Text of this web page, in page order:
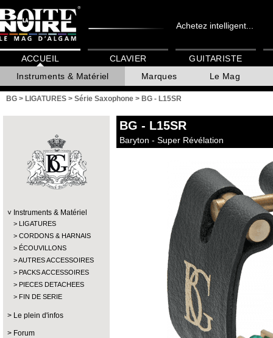
Achetez intelligent...
ACCUEIL
Instruments & Matériel
Marques Le Mag
CLAVIER GUITARISTE
BG > LIGATURES > Série Saxophone > BG - L15SR
Instruments & Matériel
LIGATURES
CORDONS & HARNAIS
ÉCOUVILLONS
AUTRES ACCESSOIRES
PACKS ACCESSOIRES
PIECES DETACHEES
FIN DE SERIE
Le plein d'infos
Forum
BG - L15SR
Baryton - Super Révélation